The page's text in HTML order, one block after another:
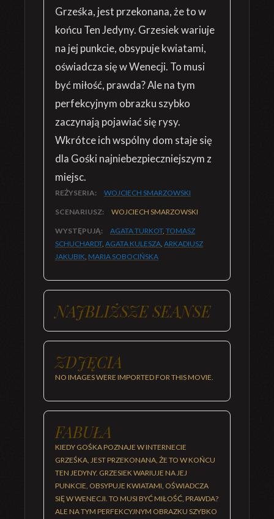
Grześka, jest przekonana, że to w
końcu Ten Jedyny. Grzesiek wariuje
na jej punkcie, obsypuje kwiatami,
oświadcza się w Wenecji. To musi
być miłość, prawda? Ale na tym
perfekcyjnym obrazku szybko
zaczynają pojawiać się rysy.
Wkrótce ich wspólny dom staje się
dla Gośki najniebezpieczniejszym z
miejsc.
REŻYSERIA: WOJCIECH SMARZOWSKI
SCENARIUSZ: WOJCIECH SMARZOWSKI
WYSTĘPUJĄ: AGATA TURKOT, TOMASZ
SCHUCHARDT, AGATA KULESZA, ARKADIUSZ
JAKUBIK, MARIA SOBOCIŃSKA
NAJBLIŻSZE SEANSE
ZDJĘCIA
NO IMAGES WERE IMPORTED FOR THIS MOVIE.
FABUŁA
KIEDY GOŚKA POZNAJE W INTERNECIE
GRZEŚKA, JEST PRZEKONANA, ŻE TO W KOŃCU
TEN JEDYNY. GRZESIEK WARIUJE NA JEJ
PUNKCIE, OBSYPUJE KWIATAMI, OŚWIADCZA
SIĘ W WENECJI. TO MUSI BYĆ MIŁOŚĆ, PRAWDA?
ALE NA TYM PERFEKCYJNYM OBRAZKU SZYBKO